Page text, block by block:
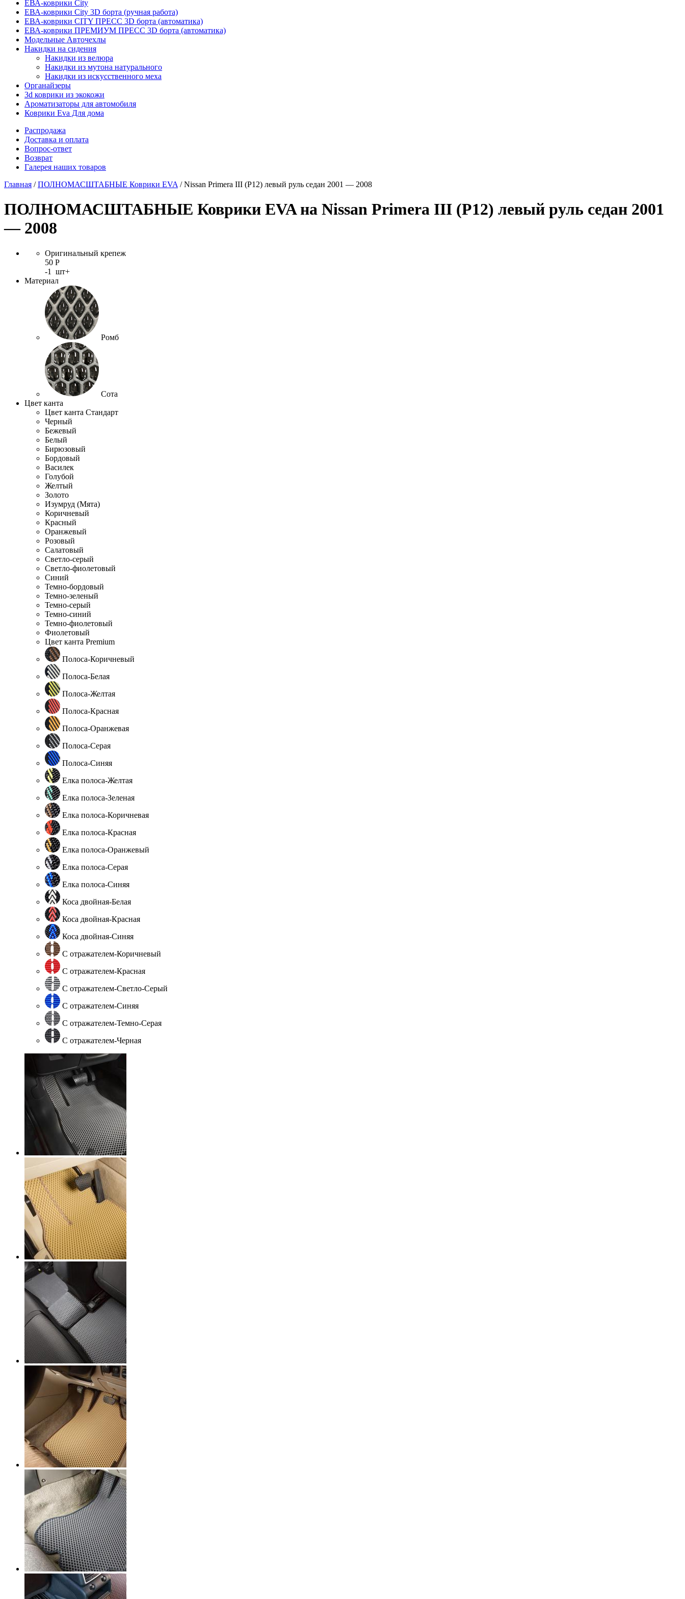
ЕВА-коврики City
ЕВА-коврики City 3D борта (ручная работа)
ЕВА-коврики CITY ПРЕСС 3D борта (автоматика)
ЕВА-коврики ПРЕМИУМ ПРЕСС 3D борта (автоматика)
Модельные Авточехлы
Накидки на сидения
Накидки из велюра
Накидки из мутона натурального
Накидки из искусственного меха
Органайзеры
3d коврики из экокожи
Ароматизаторы для автомобиля
Коврики Eva Для дома
Распродажа
Доставка и оплата
Вопрос-ответ
Возврат
Галерея наших товаров
Главная /ПОЛНОМАСШТАБНЫЕ Коврики EVA / Nissan Primera III (P12) левый руль седан 2001 — 2008
ПОЛНОМАСШТАБНЫЕ Коврики EVA на Nissan Primera III (P12) левый руль седан 2001
— 2008
Оригинальный крепеж
50 Р
-1 шт+
Материал
Ромб
Сота
Цвет канта
Цвет канта Стандарт
Черный
Бежевый
Белый
Бирюзовый
Бордовый
Василек
Голубой
Желтый
Золото
Изумруд (Мята)
Коричневый
Красный
Оранжевый
Розовый
Салатовый
Светло-серый
Светло-фиолетовый
Синий
Темно-бордовый
Темно-зеленый
Темно-серый
Темно-синий
Темно-фиолетовый
Фиолетовый
Цвет канта Premium
Полоса-Коричневый
Полоса-Белая
Полоса-Желтая
Полоса-Красная
Полоса-Оранжевая
Полоса-Серая
Полоса-Синяя
Елка полоса-Желтая
Елка полоса-Зеленая
Елка полоса-Коричневая
Елка полоса-Красная
Елка полоса-Оранжевый
Елка полоса-Серая
Елка полоса-Синяя
Коса двойная-Белая
Коса двойная-Красная
Коса двойная-Синяя
С отражателем-Коричневый
С отражателем-Красная
С отражателем-Светло-Серый
С отражателем-Синяя
С отражателем-Темно-Серая
С отражателем-Черная